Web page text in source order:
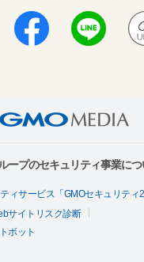
ープのセキュリティ事業につ
ィサービス「GMOセキュリティ
サイトリスク診断
ボット